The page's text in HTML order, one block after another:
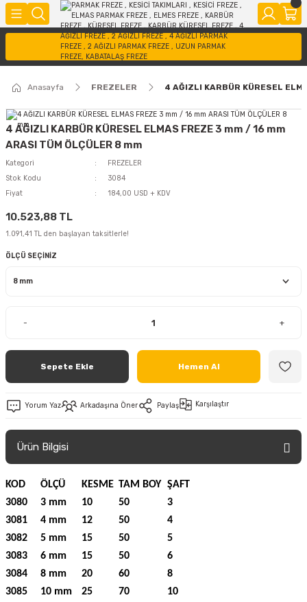
Anasayfa FREZELER 4 AĞIZLI KARBÜR KÜRESEL
4 AĞIZLI KARBÜR KÜRESEL ELMAS FREZE 3 mm / 16 mm
ARASI TÜM ÖLÇÜLER 8 mm
Kategori
FREZELER
Stok Kodu
3084
Fiyat
184,00 USD + KDV
10.523,88 TL
1.091,41 TL den başlayan taksitlerle!
ÖLÇÜ SEÇİNİZ
- +
Sepete Ekle Hemen Al
Yorum Yaz Arkadaşına Öner Paylaş Karşılaştır
Ürün Bilgisi
KOD ÖLÇÜ KESME TAM BOY ŞAFT
3080
3 mm 10 50
3
3081
4 mm 12 50
4
3082
5 mm 15 50
5
3083
6 mm 15 50
6
3084
8 mm 20 60
8
3085
10 mm 25 70
10